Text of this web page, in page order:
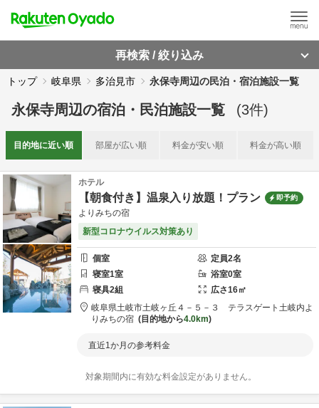
再検索 / 絞り込み
トップ 岐阜県 多治見市 永保寺周辺の民泊・宿泊施設一覧
永保寺周辺の宿泊・民泊施設一覧 (3件)
目的地に近い順 部屋が広い順 料金が安い順 料金が高い順
ホテル
【朝食付き】温泉入り放題！プラン 即予約
よりみちの宿
新型コロナウイルス対策あり
個室 定員2名
寝室1室 浴室0室
寝具2組 広さ16㎡
岐阜県土岐市土岐ヶ丘４－５－３ テラスゲート土岐内よ
りみちの宿
目的地から4.0km
直近1か月の参考料金
対象期間内に有効な料金設定がありません。